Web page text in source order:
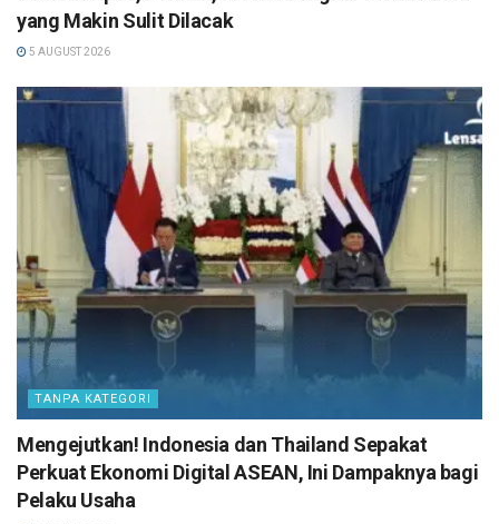
yang Makin Sulit Dilacak
5 AUGUST 2026
TANPA KATEGORI
Mengejutkan! Indonesia dan Thailand Sepakat
Perkuat Ekonomi Digital ASEAN, Ini Dampaknya bagi
Pelaku Usaha